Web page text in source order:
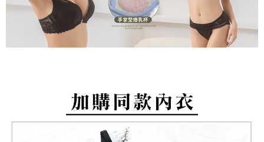
【注意事項】
１．透過由恩沛科技股份有限公司提供之「AFTEE先享後付」服務完成之交
易，需依本服務之必要範圍內提供個人資料，並將交易相關給付款項請求債
權轉讓予恩沛科技股份有限公司。
４．使用「AFTEE先享後付」時，將依據個別帳號之用戶狀況，依本公司即
時審查核予不同之上限額度；若仍有額度不足之情形，本公司將視審查結果
５．嚴禁一人註冊多個帳號或使用他人資訊註冊。若發現惡意使用之情形，
每筆NT$80，滿NT$799(含以上)免運費
付款後萊爾富取貨
每筆NT$80，滿NT$799(含以上)免運費
每筆NT$80，滿NT$799(含以上)免運費